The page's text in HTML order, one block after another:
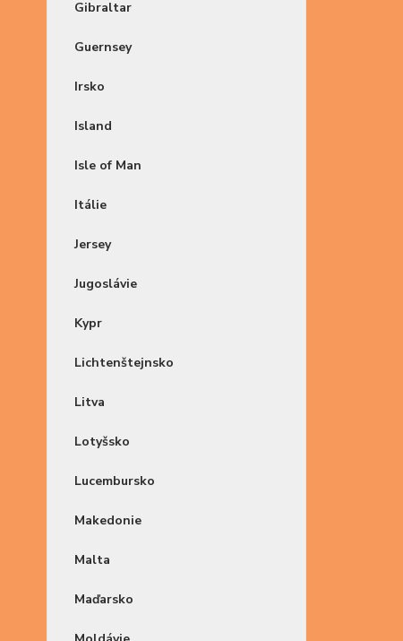
Gibraltar
Guernsey
Irsko
Island
Isle of Man
Itálie
Jersey
Jugoslávie
Kypr
Lichtenštejnsko
Litva
Lotyšsko
Lucembursko
Makedonie
Malta
Maďarsko